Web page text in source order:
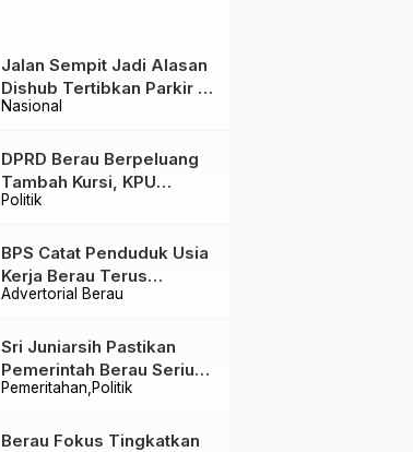
Nasional
Jalan Sempit Jadi Alasan
Dishub Tertibkan Parkir di
Tepian Teratai
Politik
DPRD Berau Berpeluang
Tambah Kursi, KPU
Ingatkan Acuannya UU
Advertorial Berau
BPS Catat Penduduk Usia
Kerja Berau Terus
Meningkat Dua Tahun
Pemeritahan Politik
Sri Juniarsih Pastikan
Pemerintah Berau Serius
Tangani Reboisasi dan
Berau Fokus Tingkatkan